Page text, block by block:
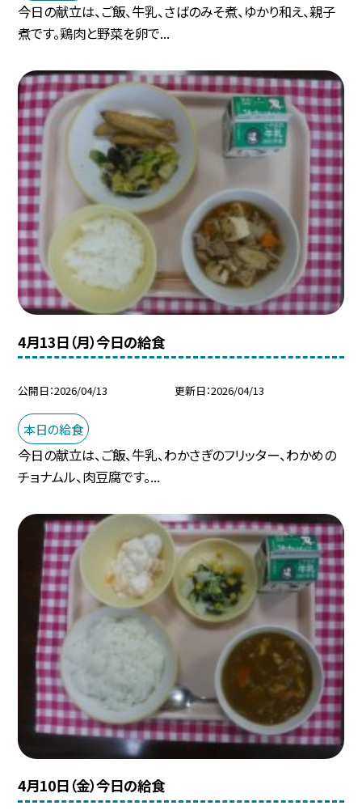
今日の献立は、ご飯、牛乳、さばのみそ煮、ゆかり和え、親子
煮です。鶏肉と野菜を卵で...
4月13日（月）今日の給食
公開日 2026/04/13 更新日 2026/04/13
本日の給食
今日の献立は、ご飯、牛乳、わかさぎのフリッター、わかめの
チョナムル、肉豆腐です。...
4月10日（金）今日の給食